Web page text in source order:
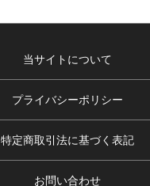
当サイトについて
プライバシーポリシー
特定商取引法に基づく表記
お問い合わせ